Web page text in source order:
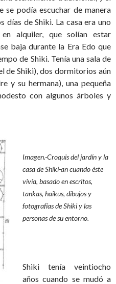
se podía escuchar de manera
días de Shiki. La casa era uno
alquiler, que solían estar
baja durante la Era Edo que
de Shiki. Tenía una sala de
de Shiki), dos dormitorios aún
y su hermana), una pequeña
con algunos árboles y
Imagen.-Croquis del jardín y la
casa de Shiki-an cuando éste
vivía, basado en escritos,
tankas, haikus, dibujos y
fotografías de Shiki y las
personas de su entorno.
Shiki tenía veintiocho
años cuando se mudó a